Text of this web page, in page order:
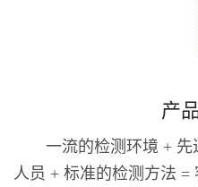
产
一流的检测环境 + 先
人员 + 标准的检测方法